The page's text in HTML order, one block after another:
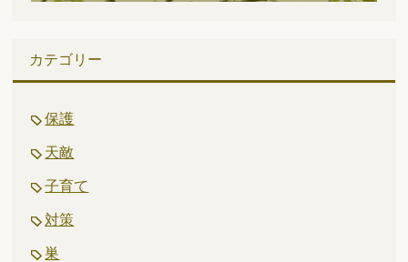
カテゴリー
保護
天敵
子育て
対策
巣